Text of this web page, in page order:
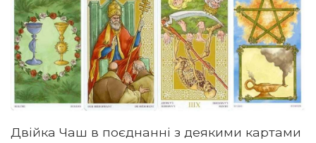
Двійка Чаш в поєднанні з деякими картами